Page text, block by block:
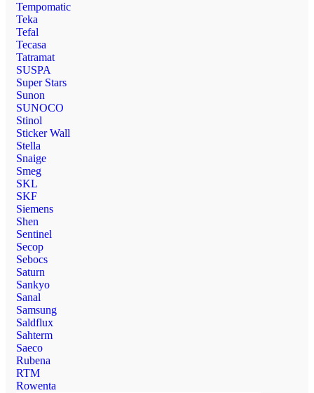
Tempomatic
Teka
Tefal
Tecasa
Tatramat
SUSPA
Super Stars
Sunon
SUNOCO
Stinol
Sticker Wall
Stella
Snaige
Smeg
SKL
SKF
Siemens
Shen
Sentinel
Secop
Sebocs
Saturn
Sankyo
Sanal
Samsung
Saldflux
Sahterm
Saeco
Rubena
RTM
Rowenta